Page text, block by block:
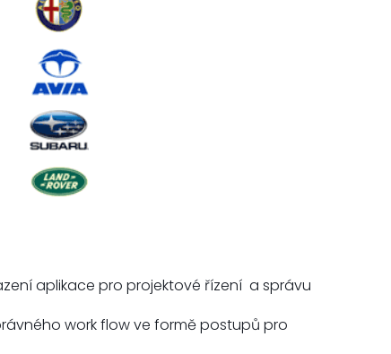
aplikace pro projektové řízení a správu
work flow ve formě postupů pro